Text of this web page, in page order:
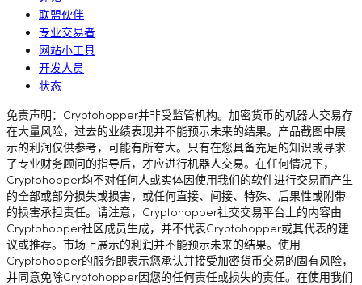
联盟伙伴
专业交易者
网站小工具
开发人员
状态
免责声明：Cryptohopper并非受监管机构。加密货币的机器人交易存
在大量风险，过去的业绩表现并不能预示未来的结果。产品截图中展
示的利润仅供参考，可能有所夸大。只有在您具备充足的知识或寻求
了专业财务顾问的指导后，才应进行机器人交易。在任何情况下，
Cryptohopper均不对任何人或实体因使用我们的软件进行交易而产生
的全部或部分损失或损害，或任何直接、间接、特殊、后果性或附带
的损害承担责任。请注意，Cryptohopper社交交易平台上的内容由
Cryptohopper社区成员生成，并不代表Cryptohopper或其代表的建
议或推荐。市场上展示的利润并不能预示未来的结果。使用
Cryptohopper的服务即表示您承认并接受加密货币交易的固有风险，
并同意免除Cryptohopper因您的任何责任或损失的责任。在使用我们